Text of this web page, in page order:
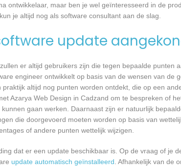
ontwikkelaar, maar ben je wel geïnteresseerd in de
je altijd nog als software consultant aan de slag.
update
er altijd gebruikers zijn die tegen bepaalde punten
engineer ontwikkelt op basis van de wensen van de
altijd nog punten worden ontdekt, die op een
Azarya Web Design in Cadzand om te bespreken of
gaan werken. Daarnaast zijn er natuurlijk
die doorgevoerd moeten worden op basis van
of andere punten wettelijk wijzigen.
dat er een update beschikbaar is. Op de vraag of je
update automatisch geïnstalleerd . Afhankelijk van de